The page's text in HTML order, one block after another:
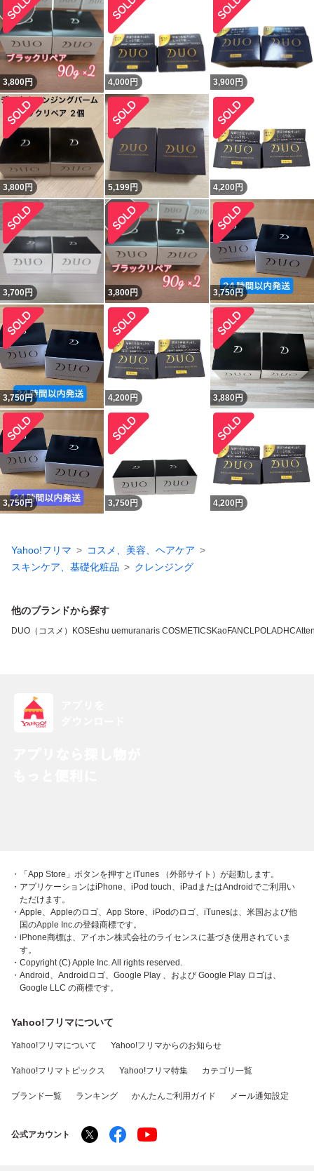
3,800円 4,000 円 3,900 円
3,800円 5,199円 4,200 円
3,700円 3,800円 3,750円
3,750円 4,200 円 3,880円
3,750円 3,750 円 4,200 円
Yahoo!フリマ
コスメ、美容、ヘアケア
スキンケア、基礎化粧品
クレンジング
他のブランドから探す
DUO（コスメ） KOSEshu uemuranaris COSMETICSKaoFANCLPOLADHC
・「App Store」ボタンを押すとiTunes （外部サイト）が起動します。
・アプリケーションはiPhone、iPod touch、iPadまたはAndroidでご利用い
ただけます。
・Apple、Appleのロゴ、App Store、iPodのロゴ、iTunesは、米国および他
国のApple Inc.の登録商標です。
・iPhone商標は、アイホン株式会社のライセンスに基づき使用されていま
す。
・Copyright (C) Apple Inc. All rights reserved.
・Android、Androidロゴ、Google Play 、および Google Play ロゴは、
Google LLC の商標です。
Yahoo!フリマについて
Yahoo!フリマについて Yahoo!フリマからのお知らせ
Yahoo!フリマトピックス Yahoo!フリマ特集 カテゴリ一覧
ブランド一覧 ランキング かんたんご利用ガイド メール通知設定
公式アカウント